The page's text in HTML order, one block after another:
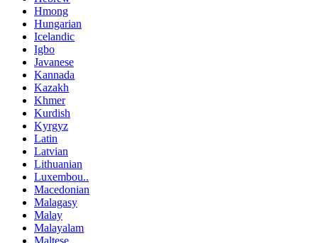
Hmong
Hungarian
Icelandic
Igbo
Javanese
Kannada
Kazakh
Khmer
Kurdish
Kyrgyz
Latin
Latvian
Lithuanian
Luxembou..
Macedonian
Malagasy
Malay
Malayalam
Maltese